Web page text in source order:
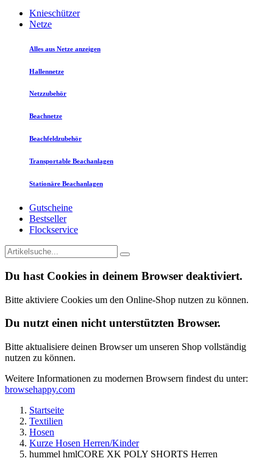
Knieschützer
Netze
Alles aus Netze anzeigen
Hallennetze
Netzzubehör
Beachnetze
Beachfeldzubehör
Transportable Beachanlagen
Stationäre Beachanlagen
Gutscheine
Bestseller
Flockservice
Du hast Cookies in deinem Browser deaktiviert.
Bitte aktiviere Cookies um den Online-Shop nutzen zu können.
Du nutzt einen nicht unterstützten Browser.
Bitte aktualisiere deinen Browser um unseren Shop vollständig
nutzen zu können.
Weitere Informationen zu modernen Browsern findest du unter:
browsehappy.com
Startseite
Textilien
Hosen
Kurze Hosen Herren/Kinder
hummel hmlCORE XK POLY SHORTS Herren